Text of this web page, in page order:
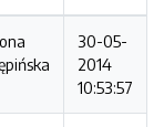
30-05-
2014
10:53:57